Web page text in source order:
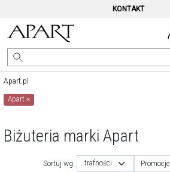
KONTAKT
Apart.pl
Apart×
Biżuteria marki Apart
Sortuj wg: trafności Promocje